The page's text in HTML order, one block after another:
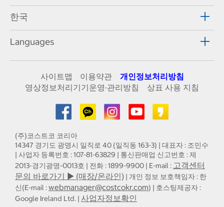
한국
Languages
사이트맵 이용약관
개인정보처리방침
영상정보처리기기운영·관리방침
상표 사용 지침
(주)코스트코 코리아
14347 경기도 광명시 일직로 40 (일직동 163-3) | 대표자 : 조민수
| 사업자 등록번호 : 107-81-63829 | 통신판매업 신고번호 : 제
2013-경기광명-0013호 | 전화 : 1899-9900 | E-mail : 고객센터
문의 바로가기 ▶ (매장/온라인) | 개인 정보 보호책임자 : 한
신(E-mail :webmanager@costcokr.com) | 호스팅제공자 :
Google Ireland Ltd. | 사업자정보확인